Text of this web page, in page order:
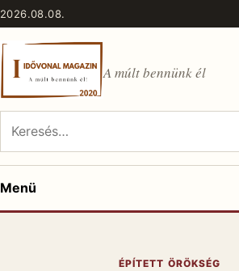
Ugrás a tartalomhoz
2026.08.08.
A múlt bennünk él
Keresés:
Menü
ÉPÍTETT ÖRÖKSÉG